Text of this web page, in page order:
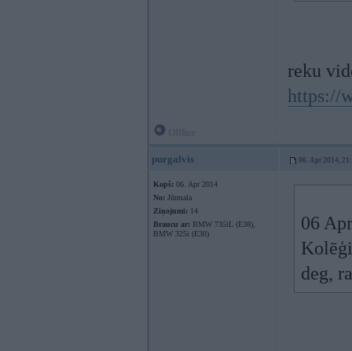
reku
https://
purgalvis 06. Apr 2014,
Kopš: 06. Apr 2014
No: Jūrmala
Ziņojumi: 14
Braucu ar: BMW 735iL (E38),
BMW 325i (E30)
06
deg,